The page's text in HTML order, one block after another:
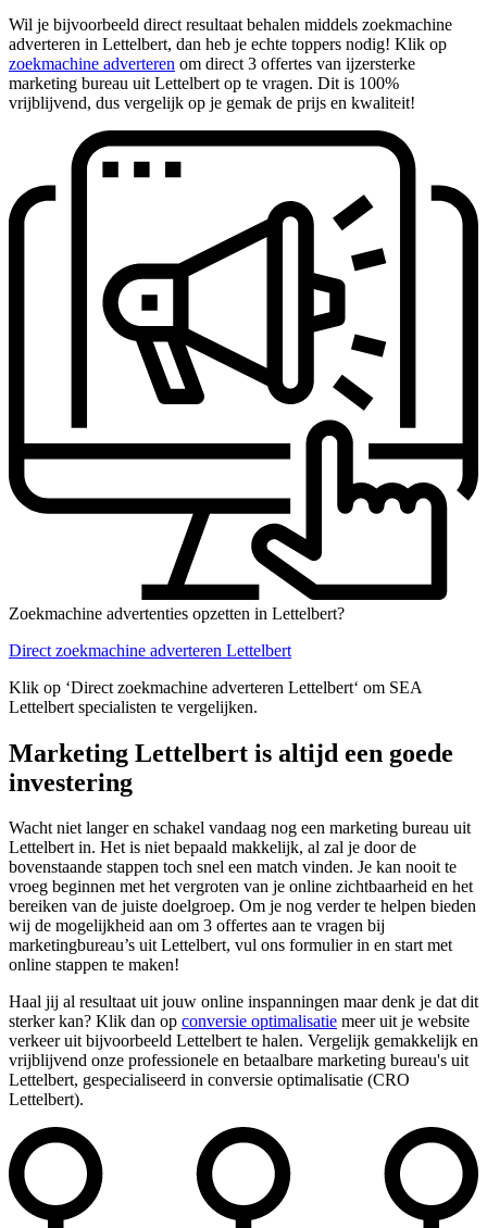
Wil je bijvoorbeeld direct resultaat behalen middels zoekmachine
adverteren in Lettelbert, dan heb je echte toppers nodig! Klik op
zoekmachine adverteren om direct 3 offertes van ijzersterke
marketing bureau uit Lettelbert op te vragen. Dit is 100%
vrijblijvend, dus vergelijk op je gemak de prijs en kwaliteit!
Zoekmachine advertenties opzetten in Lettelbert?
Direct zoekmachine adverteren Lettelbert
Klik op ‘Direct zoekmachine adverteren Lettelbert‘ om SEA
Lettelbert specialisten te vergelijken.
Marketing Lettelbert is altijd een goede
investering
Wacht niet langer en schakel vandaag nog een marketing bureau uit
Lettelbert in. Het is niet bepaald makkelijk, al zal je door de
bovenstaande stappen toch snel een match vinden. Je kan nooit te
vroeg beginnen met het vergroten van je online zichtbaarheid en het
bereiken van de juiste doelgroep. Om je nog verder te helpen bieden
wij de mogelijkheid aan om 3 offertes aan te vragen bij
marketingbureau’s uit Lettelbert, vul ons formulier in en start met
online stappen te maken!
Haal jij al resultaat uit jouw online inspanningen maar denk je dat dit
sterker kan? Klik dan op conversie optimalisatie meer uit je website
verkeer uit bijvoorbeeld Lettelbert te halen. Vergelijk gemakkelijk en
vrijblijvend onze professionele en betaalbare marketing bureau's uit
Lettelbert, gespecialiseerd in conversie optimalisatie (CRO
Lettelbert).